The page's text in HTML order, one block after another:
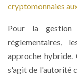
cryptomonnaies
Pour la gestion
réglementaires,
approche hybride.
s'agit de l'autorité